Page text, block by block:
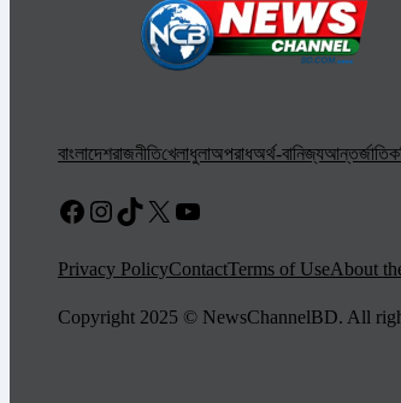
বাংলাদেশরাজনীতিখেলাধুলাঅপরাধঅর্থ-বানিজ্যআন্তর্জাতিক
Facebook
Instagram
TikTok
X YouTube
Privacy PolicyContactTerms of UseAbout
Copyright 2025 © NewsChannelBD. All